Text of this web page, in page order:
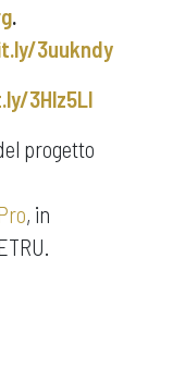
.
3uukndy
3Hlz5Ll
progetto
, in